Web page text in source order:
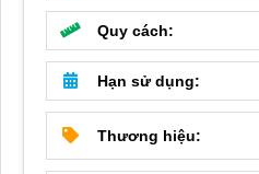
Quy cách:
Hạn sử dụng:
Thương hiệu: